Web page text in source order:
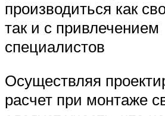
производиться как
так и с привлечением
специалистов
Осуществляя
расчет при монтаже